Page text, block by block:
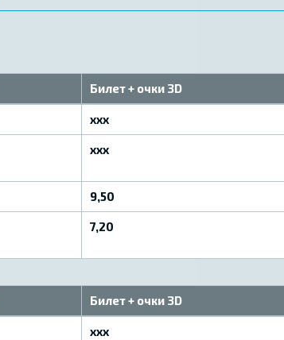
Билет + очки 3D
xxx
xxx
9,50
7,20
Билет + очки 3D
xxx